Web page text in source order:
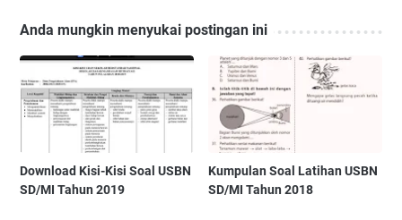
Anda mungkin menyukai postingan ini
Download Kisi-Kisi Soal USBN
SD/MI Tahun 2019
Kumpulan Soal Latihan USBN
SD/MI Tahun 2018